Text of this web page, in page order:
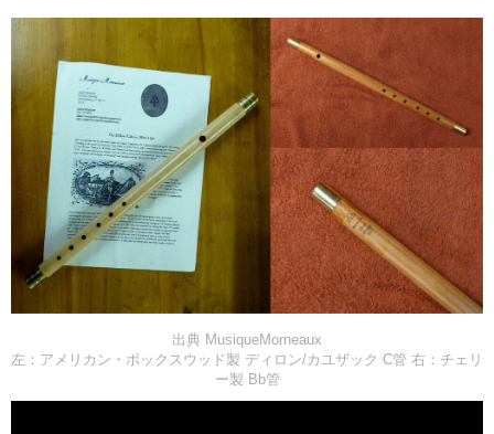
出典 MusiqueMorneaux
左：アメリカン・ボックスウッド製 ディロン/カユザック C管 右：チェリ
ー製 Bb管